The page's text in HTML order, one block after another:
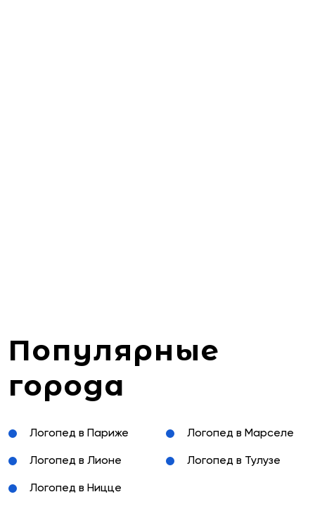
Популярные
города
Логопед в Париже Логопед в Марселе
Логопед в Лионе Логопед в Тулузе
Логопед в Ницце